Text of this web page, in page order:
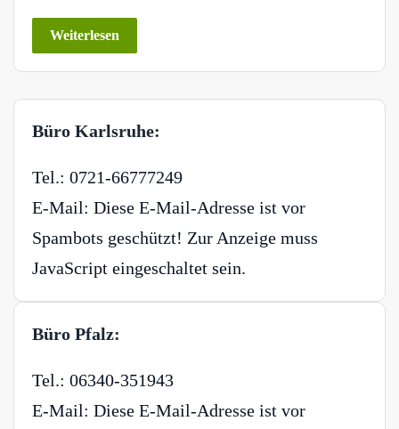
Weiterlesen
Büro Karlsruhe:
Tel.: 0721-66777249
E-Mail: Diese E-Mail-Adresse ist vor
Spambots geschützt! Zur Anzeige muss
JavaScript eingeschaltet sein.
Büro Pfalz:
Tel.: 06340-351943
E-Mail: Diese E-Mail-Adresse ist vor